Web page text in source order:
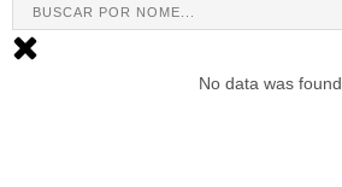
No data was found